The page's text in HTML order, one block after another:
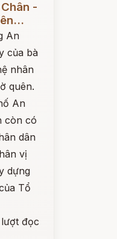
-
An
của bà
nhân
quên.
An
còn có
dân
vị
dựng
Tổ
đọc